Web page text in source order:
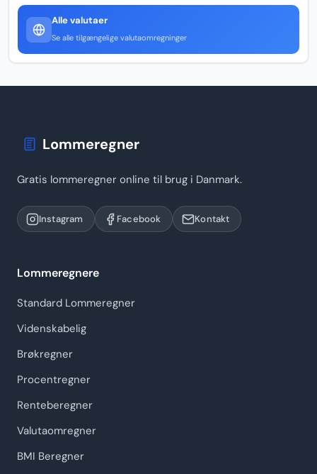
Alle valutaer
Se alle tilgængelige valutaomregninger
Lommeregner
Gratis lommeregner online til brug i Danmark.
Instagram Facebook Kontakt
Lommeregnere
Standard Lommeregner
Videnskabelig
Brøkregner
Procentregner
Renteberegner
Valutaomregner
BMI Beregner